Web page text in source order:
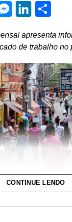
a Justiça
para banir
de partidos e
Renato Opice
de direito
do tribunal
lentidão do
IA (PL 2338/
que permite
eleitoral de
da lei
o arcabouço
apresenta
de trabalho no
de empregos com
CONTINUE LENDO